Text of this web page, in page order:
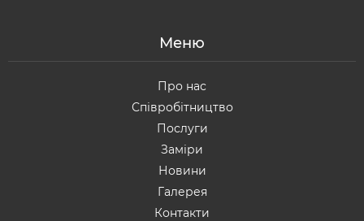
Меню
Про нас
Співробітництво
Послуги
Заміри
Новини
Галерея
Контакти